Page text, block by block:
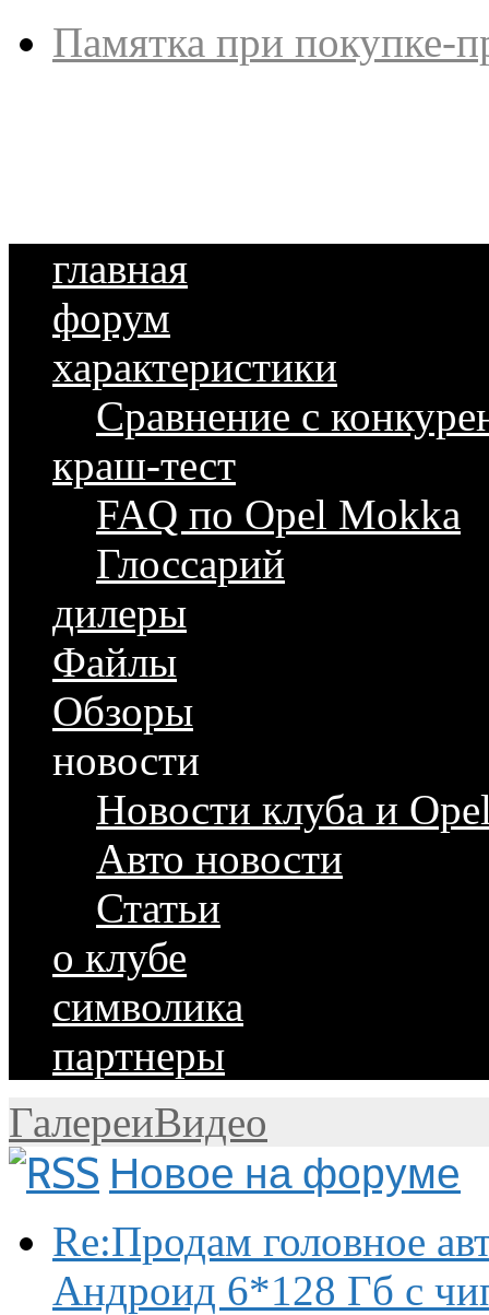
Памятка при покупке-
главная
форум
характеристики
Сравнение с
краш-тест
FAQ по Opel Mokka
Глоссарий
дилеры
Файлы
Обзоры
новости
Новости клуба и
Авто новости
Статьи
о клубе
символика
партнеры
ГалереиВидео
Новое на форуме
Re:Продам головное
Андроид 6*128 Гб с